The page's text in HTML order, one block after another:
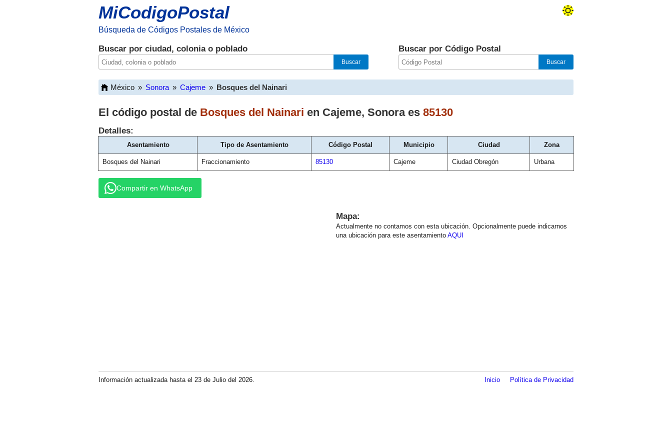
MiCodigoPostal
Búsqueda de Códigos Postales de México
Buscar por ciudad, colonia o poblado Buscar por Código Postal
México » Sonora » Cajeme » Bosques del Nainari
El código postal de Bosques del Nainari en Cajeme, Sonoraes 85130
Detalles:
Asentamiento Tipo de Asentamiento Código Postal Municipio Ciudad Zona
Bosques del Nainari Fraccionamiento 85130 Cajeme Ciudad Obregón Urbana
Compartir en WhatsApp
Mapa:
Actualmente no contamos con esta ubicación. Opcionalmente puede indicarnos
una ubicación para este asentamiento AQUI
Información actualizada hasta el 23 de Julio del 2026. Inicio Política de Privacidad